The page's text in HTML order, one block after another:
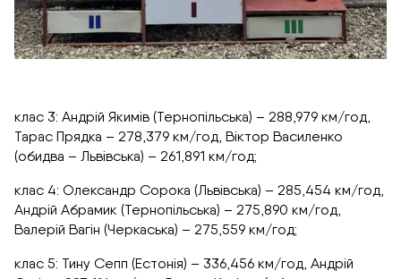
клас 3: Андрій Якимів (Тернопільська) – 288,979 км/год,
Тарас Прядка – 278,379 км/год, Віктор Василенко
(обидва – Львівська) – 261,891 км/год;
клас 4: Олександр Сорока (Львівська) – 285,454 км/год,
Андрій Абрамик (Тернопільська) – 275,890 км/год,
Валерій Вагін (Черкаська) – 275,559 км/год;
клас 5: Тину Сепп (Естонія) – 336,456 км/год, Андрій